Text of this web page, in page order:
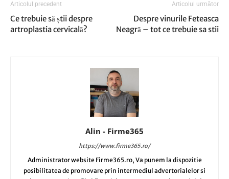
Articolul precedent
Ce trebuie să știi despre
artroplastia cervicală?
Articolul următor
Despre vinurile Feteasca
Neagră – tot ce trebuie sa stii
Alin - Firme365
https://www.firme365.ro/
Administrator website Firme365.ro, Va punem la dispozitie
posibilitatea de promovare prin intermediul advertorialelor si